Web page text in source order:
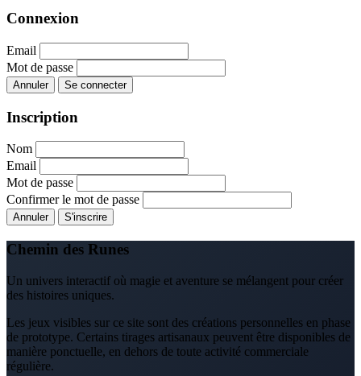
Connexion
Email
Mot de passe
Annuler Se connecter
Inscription
Nom
Email
Mot de passe
Confirmer le mot de passe
Annuler S'inscrire
Chemin des Runes
Un univers interactif où magie et aventure se mélangent pour créer
des histoires uniques.
Les jeux visibles sur ce site sont des créations personnelles en phase
de prototype. Certains tirages artisanaux peuvent être disponibles de
manière ponctuelle, en dehors de toute activité commerciale
régulière.